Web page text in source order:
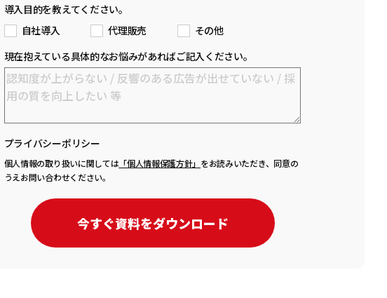
導入目的を教えてください。
自社導入
代理販売
その他
現在抱えている具体的なお悩みがあればご記入ください。
プライバシーポリシー
個人情報の取り扱いに関しては「個人情報保護方針」 をお読みいただき、同意の
うえお問い合わせください。